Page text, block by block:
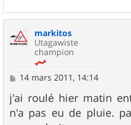
markitos
Utagawiste
champion
M
s
s
a
14 mars 2011, 14:14
j'ai roulé hier matin
n'a pas eu de pluie.